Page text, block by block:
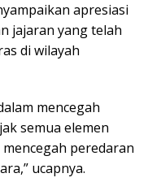
apresiasi
jajaran yang telah
di wilayah
mencegah
semua elemen
peredaran
ucapnya.